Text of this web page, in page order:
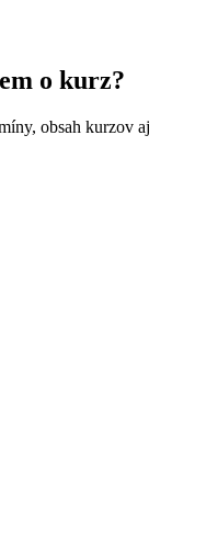
o kurz?
obsah kurzov aj